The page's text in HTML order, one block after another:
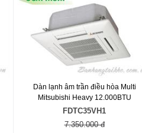
Dàn lạnh âm trần điều hòa Multi
Mitsubishi Heavy 12.000BTU
FDTC35VH1
7.350.000 đ